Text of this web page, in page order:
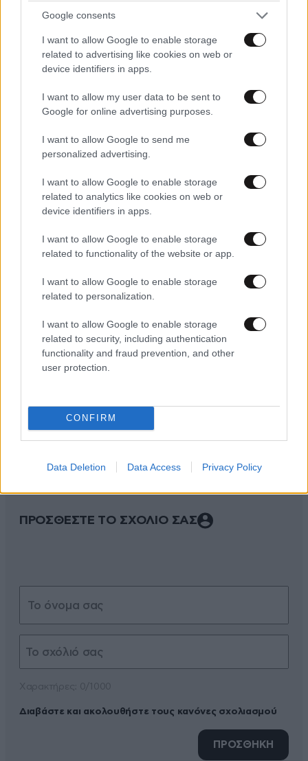
Google consents
I want to allow Google to enable storage
related to advertising like cookies on web or
device identifiers in apps.
I want to allow my user data to be sent to
Google for online advertising purposes.
I want to allow Google to send me
personalized advertising.
I want to allow Google to enable storage
related to analytics like cookies on web or
device identifiers in apps.
I want to allow Google to enable storage
related to functionality of the website or app.
I want to allow Google to enable storage
related to personalization.
I want to allow Google to enable storage
related to security, including authentication
functionality and fraud prevention, and other
user protection.
CONFIRM
Data Deletion Data Access Privacy Policy
Βιώσιμη πολυτέλεια: Το νέο trend στο ταξίδι
Ακολουθήστε τοNEWSBEASTστο
Google News
και μάθετε πρώτοι όλες τις ειδήσεις
ΣΧΌΛΙΑ ΑΝΑΓΝΩΣΤΏΝ
ΠΡΟΣΘΕΣΤΕ ΤΟ ΣΧΟΛΙΟ ΣΑΣ
Διαβάστε και ακολουθήστε τους κανόνες σχολιασμού
ΠΡΟΣΘΗΚΗ